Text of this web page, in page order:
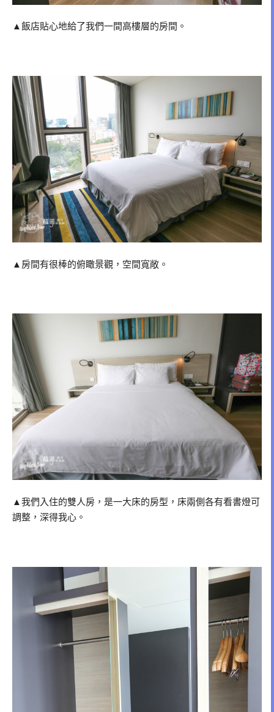
▲飯店貼心地給了我們一間高樓層的房間。
▲房間有很棒的俯瞰景觀，空間寬敞。
▲我們入住的雙人房，是一大床的房型，床兩側各有看書燈可
調整，深得我心。